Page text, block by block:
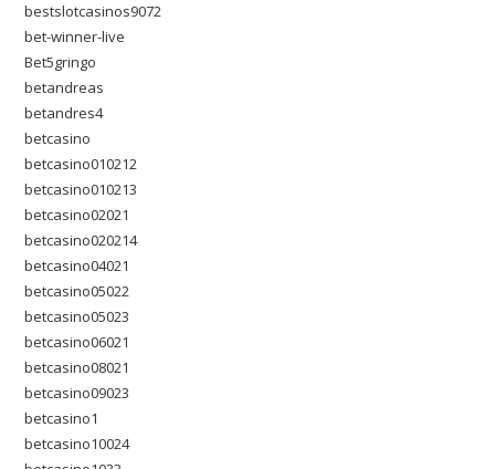
bestslotcasinos9072
bet-winner-live
Bet5gringo
betandreas
betandres4
betcasino
betcasino010212
betcasino010213
betcasino02021
betcasino020214
betcasino04021
betcasino05022
betcasino05023
betcasino06021
betcasino08021
betcasino09023
betcasino1
betcasino10024